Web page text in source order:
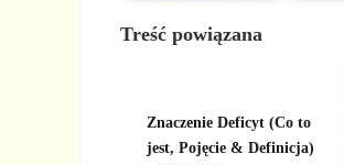
Treść powiązana
Znaczenie Deficyt (Co to
jest, Pojęcie & Definicja)